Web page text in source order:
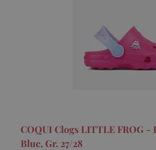
COQUI Clogs LITTLE FROG -
Blue, Gr. 27/28